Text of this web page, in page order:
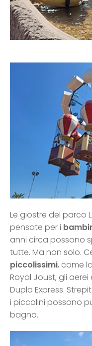
Le giostre del parco
pensate per i
anni circa possono
tutte. Ma non solo.
piccolissimi, come
Royal Joust, gli
Duplo Express.
i piccolini possono
bagno.